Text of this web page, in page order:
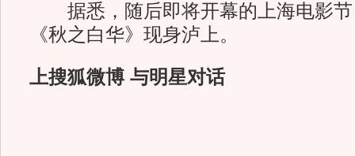
据悉，随后即将开幕的上海电影节
《秋之白华》现身泸上。
上搜狐微博 与明星对话